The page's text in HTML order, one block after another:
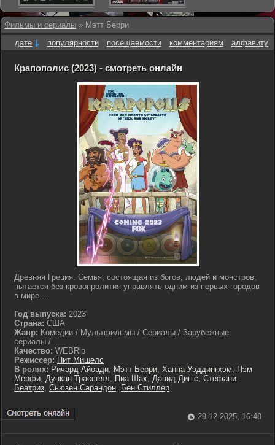
Фильмы и сериалы » Мэтт Берри
дате
популярности посещаемости комментариям алфавиту
Крапополис (2023) - смотреть онлайн
Древняя Греция. Семья, состоящая из богов, людей и монстров,
пытается без кровопролития управлять одним из первых городов
в мире....
Год выпуска: 2023
Страна: США
Жанр: Комедии / Мультфильмы / Сериалы / Зарубежные
сериалы / ..
Качество: WEBRip
Режиссер: Пит Мишелс
В ролях: Ричард Айоади, Мэтт Берри, Ханна Уэддингхэм, Пэм
Мерфи, Дункан Трасселл, Пиа Шах, Давид Диггс, Стефани
Беатриз, Сьюзен Сарандон, Бен Стиллер
29-12-2025, 16:48